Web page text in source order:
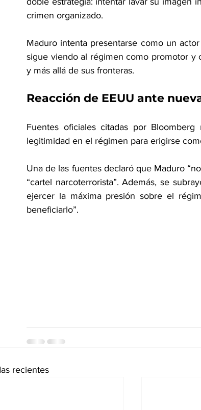
crimen organizado.
Maduro intenta presentarse como un
sigue viendo al régimen como promotor
y más allá de sus fronteras.
Reacción de EEUU ante
Fuentes oficiales citadas por
legitimidad en el régimen para erigirse
Una de las fuentes declaró que Maduro
“cartel narcoterrorista”. Además, se
ejercer la máxima presión sobre el
beneficiarlo”.
recientes